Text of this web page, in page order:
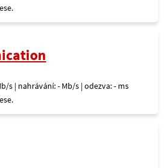
s | nahrávání: - Mb/s | odezva: - ms